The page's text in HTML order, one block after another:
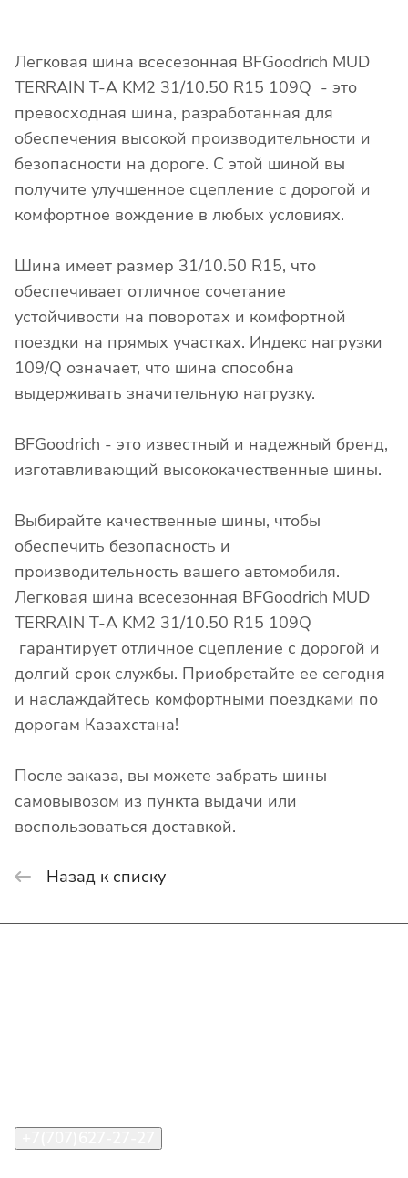
Легковая шина всесезонная BFGoodrich MUD
TERRAIN T-A KM2 31/10.50 R15 109Q - это
превосходная шина, разработанная для
обеспечения высокой производительности и
безопасности на дороге. С этой шиной вы
получите улучшенное сцепление с дорогой и
комфортное вождение в любых условиях.
Шина имеет размер 31/10.50 R15, что
обеспечивает отличное сочетание
устойчивости на поворотах и комфортной
поездки на прямых участках. Индекс нагрузки
109/Q означает, что шина способна
выдерживать значительную нагрузку.
BFGoodrich - это известный и надежный бренд,
изготавливающий высококачественные шины.
Выбирайте качественные шины, чтобы
обеспечить безопасность и
производительность вашего автомобиля.
Легковая шина всесезонная BFGoodrich MUD
TERRAIN T-A KM2 31/10.50 R15 109Q
гарантирует отличное сцепление с дорогой и
долгий срок службы. Приобретайте ее сегодня
и наслаждайтесь комфортными поездками по
дорогам Казахстана!
После заказа, вы можете забрать шины
самовывозом из пункта выдачи или
воспользоваться доставкой.
Назад к списку